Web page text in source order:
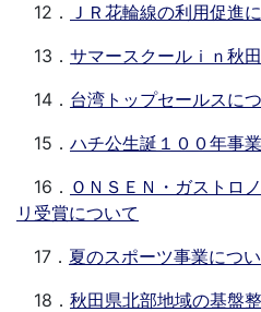
12． ＪＲ花輪線の利用促進
13． サマースクールｉｎ秋
14． 台湾トップセールスに
15． ハチ公生誕１００年事
16． ＯＮＳＥＮ・ガストロ
リ受賞について
17． 夏のスポーツ事業につ
18． 秋田県北部地域の基盤